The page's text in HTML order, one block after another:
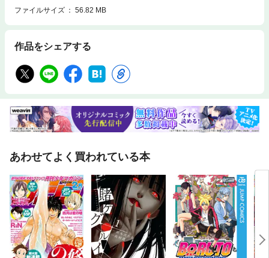
ファイルサイズ
56.82 MB
作品をシェアする
あわせてよく買われている本